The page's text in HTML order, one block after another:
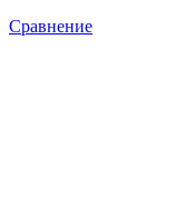
Сравнение